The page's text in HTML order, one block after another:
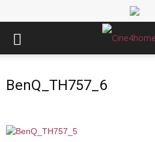
BenQ_TH757_6